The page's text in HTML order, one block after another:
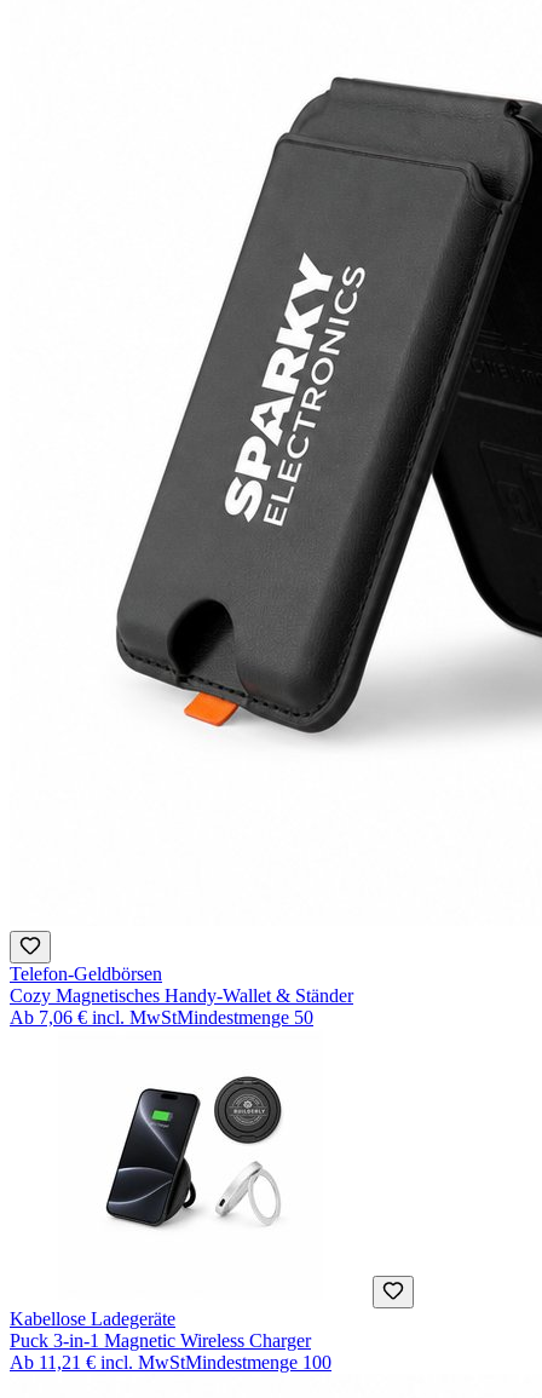
Telefon-Geldbörsen
Cozy Magnetisches Handy-Wallet & Ständer
Ab 7,06 € incl. MwStMindestmenge 50
Kabellose Ladegeräte
Puck 3-in-1 Magnetic Wireless Charger
Ab 11,21 € incl. MwStMindestmenge 100